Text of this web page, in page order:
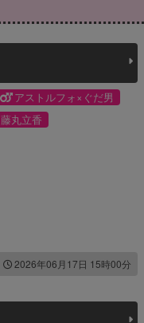
アストルフォ×ぐだ男
藤丸立香
2026年06月17日 15時00分